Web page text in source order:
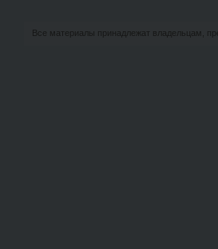
Все материалы принадлежат владельцам,